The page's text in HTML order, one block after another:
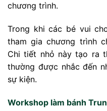
chương trình.
Trong khi các bé vui
tham gia chương trình
Chi tiết nhỏ này tạo ra
thường được nhắc đến
sự kiện.
Workshop làm bánh